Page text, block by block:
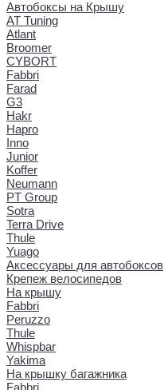
Автобоксы на Крышу
AT Tuning
Atlant
Broomer
CYBORT
Fabbri
Farad
G3
Hakr
Hapro
Inno
Junior
Koffer
Neumann
PT Group
Sotra
Terra Drive
Thule
Yuago
Аксессуары для автобоксов
Крепеж велосипедов
На крышу
Fabbri
Peruzzo
Thule
Whispbar
Yakima
На крышку багажника
Fabbri